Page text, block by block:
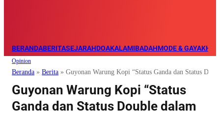
BERANDABERITASEJARAHDOAKALAMIBADAHMODE & GAYA
Opinion
Beranda » Berita » Guyonan Warung Kopi “Status Ganda dan Status
Guyonan Warung Kopi “Status
Ganda dan Status Double dalam